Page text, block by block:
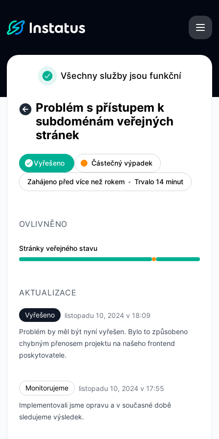
Všechny služby jsou funkční
Problém s přístupem k
subdoménám veřejných
stránek
Vyřešeno Částečný výpadek
Zahájeno před více než rokem Trvalo 14 minut
OVLIVNĚNO
Stránky veřejného stavu
Částečný výpadek z 5:55 PM do 6:09 PM
AKTUALIZACE
Vyřešeno listopadu 10, 2024 v 18:09
Problém by měl být nyní vyřešen. Bylo to způsobeno
chybným přenosem projektu na našeho frontend
poskytovatele.
Monitorujeme listopadu 10, 2024 v 17:55
Implementovali jsme opravu a v současné době
sledujeme výsledek.